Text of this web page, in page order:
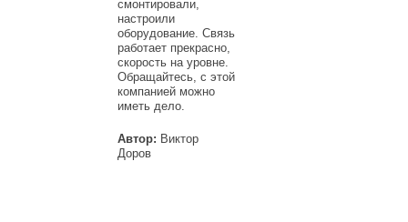
смонтировали,
настроили
оборудование. Связь
работает прекрасно,
скорость на уровне.
Обращайтесь, с этой
компанией можно
иметь дело.
Автор: Виктор
Доров